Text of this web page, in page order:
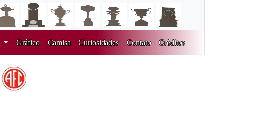
Gráfico Camisa Curiosidades Contato Créditos